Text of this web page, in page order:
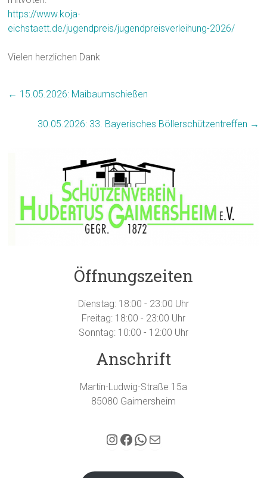
https://www.koja-
eichstaett.de/jugendpreis/jugendpreisverleihung-2026/
Vielen herzlichen Dank
← 15.05.2026: Maibaumschießen
30.05.2026: 33. Bayerisches Böllerschützentreffen →
Öffnungszeiten
Dienstag: 18:00 - 23:00 Uhr
Freitag: 18:00 - 23:00 Uhr
Sonntag: 10:00 - 12:00 Uhr
Anschrift
Martin-Ludwig-Straße 15a
85080 Gaimersheim
Hubertus Gaimersheim auf Instagram
Facebook
WhatsApp
E-Mail